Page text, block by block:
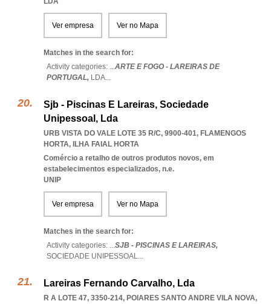
Ver empresa Ver no Mapa
Matches in the search for:
Activity categories: ...ARTE E FOGO - LAREIRAS DE
PORTUGAL, LDA...
Sjb - Piscinas E Lareiras, Sociedade
Unipessoal, Lda
URB VISTA DO VALE LOTE 35 R/C, 9900-401, FLAMENGOS
HORTA, ILHA FAIAL HORTA
Comércio a retalho de outros produtos novos, em
estabelecimentos especializados, n.e.
UNIP
Ver empresa Ver no Mapa
Matches in the search for:
Activity categories: ...SJB - PISCINAS E LAREIRAS,
SOCIEDADE UNIPESSOAL...
Lareiras Fernando Carvalho, Lda
R A LOTE 47, 3350-214, POIARES SANTO ANDRE VILA NOVA,